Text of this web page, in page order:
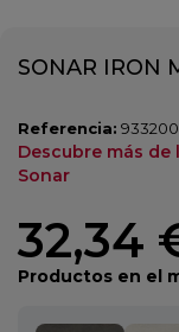
SONAR IRON
Referencia:
Descubre más
Sonar
32,34
Productos en el